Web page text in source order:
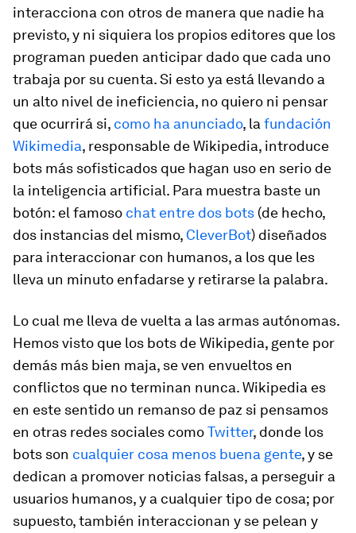
interacciona con otros de manera que nadie ha
previsto, y ni siquiera los propios editores que los
programan pueden anticipar dado que cada uno
trabaja por su cuenta. Si esto ya está llevando a
un alto nivel de ineficiencia, no quiero ni pensar
que ocurrirá si, como ha anunciado, la fundación
Wikimedia, responsable de Wikipedia, introduce
bots más sofisticados que hagan uso en serio de
la inteligencia artificial. Para muestra baste un
botón: el famoso chat entre dos bots (de hecho,
dos instancias del mismo, CleverBot) diseñados
para interaccionar con humanos, a los que les
lleva un minuto enfadarse y retirarse la palabra.
Lo cual me lleva de vuelta a las armas autónomas.
Hemos visto que los bots de Wikipedia, gente por
demás más bien maja, se ven envueltos en
conflictos que no terminan nunca. Wikipedia es
en este sentido un remanso de paz si pensamos
en otras redes sociales comoTwitter, donde los
bots son cualquier cosa menos buena gente, y se
dedican a promover noticias falsas, a perseguir a
usuarios humanos, y a cualquier tipo de cosa; por
supuesto, también interaccionan y se pelean y